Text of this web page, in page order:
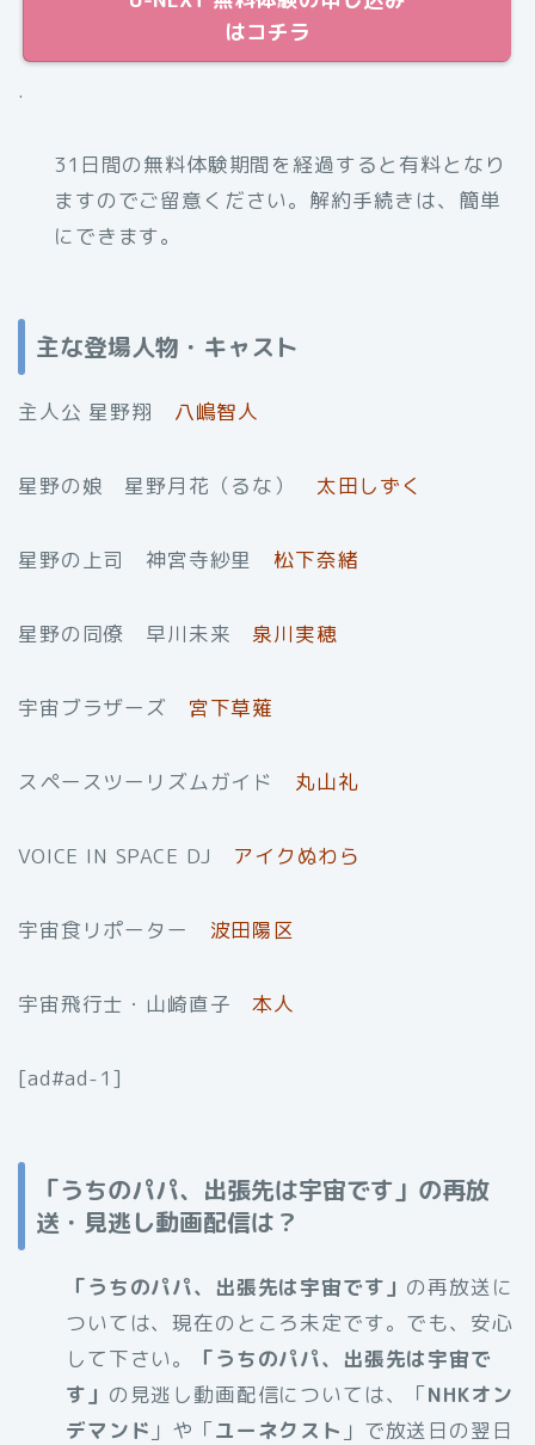
はコチラ
.
31日間の無料体験期間を経過すると有料となり
ますのでご留意ください。解約手続きは、簡単
にできます。
主な登場人物・キャスト
主人公 星野翔 八嶋智人
星野の娘 星野月花（るな） 太田しずく
星野の上司 神宮寺紗里 松下奈緒
星野の同僚 早川未来 泉川実穂
宇宙ブラザーズ 宮下草薙
スペースツーリズムガイド 丸山礼
VOICE IN SPACE DJ アイクぬわら
宇宙食リポーター 波田陽区
宇宙飛行士・山崎直子本人
[ad#ad-1]
「うちのパパ、出張先は宇宙です」 の再放
送・見逃し動画配信は？
「うちのパパ、出張先は宇宙です」 の再放送に
ついては、現在のところ未定です。でも、安心
して下さい。
「うちのパパ、出張先は宇宙で
す」 の見逃し動画配信については、「NHKオン
デマンド 」や「ユーネクスト 」で放送日の翌日